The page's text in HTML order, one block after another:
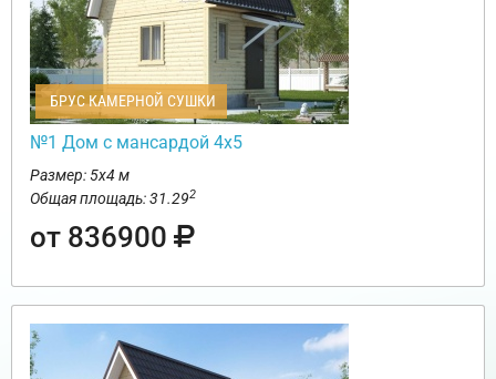
БРУС КАМЕРНОЙ СУШКИ
№1 Дом с мансардой 4х5
Размер: 5х4 м
Общая площадь: 31.292
от 836900